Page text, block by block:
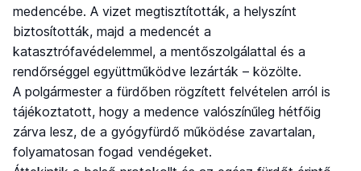
medencébe. A vizet megtisztították, a helyszínt
biztosították, majd a medencét a
katasztrófavédelemmel, a mentőszolgálattal és a
rendőrséggel együttműködve lezárták – közölte.
A polgármester a fürdőben rögzített felvételen arról is
tájékoztatott, hogy a medence valószínűleg hétfőig
zárva lesz, de a gyógyfürdő működése zavartalan,
folyamatosan fogad vendégeket.